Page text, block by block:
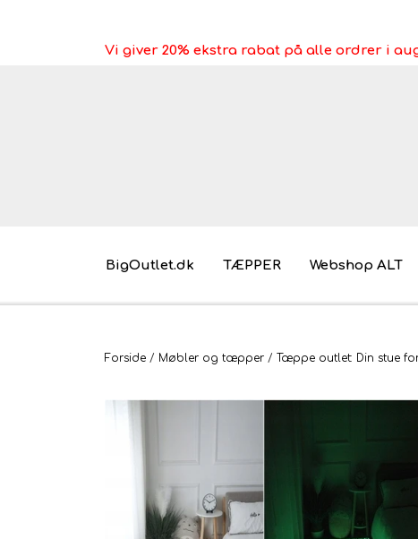
Vi giver 20% ekstra rabat på alle ordrer i
BigOutlet.dk TÆPPER Webshop ALT
Pakkeleg gaveidéer til under 30 kr.
Fotostudie
Forside Møbler og tæpper Tæppe outlet: Din stue